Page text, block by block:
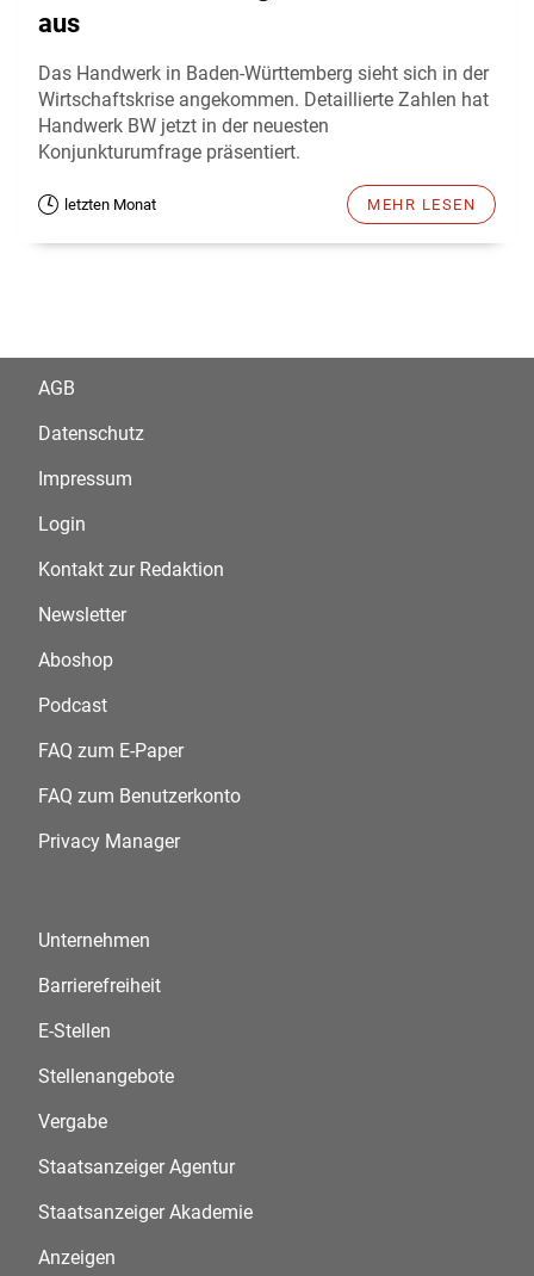
aus
Das Handwerk in Baden-Württemberg sieht sich in der
Wirtschaftskrise angekommen. Detaillierte Zahlen hat
Handwerk BW jetzt in der neuesten
Konjunkturumfrage präsentiert.
letzten Monat MEHR LESEN
AGB
Datenschutz
Impressum
Login
Kontakt zur Redaktion
Newsletter
Aboshop
Podcast
FAQ zum E-Paper
FAQ zum Benutzerkonto
Privacy Manager
Unternehmen
Barrierefreiheit
E-Stellen
Stellenangebote
Vergabe
Staatsanzeiger Agentur
Staatsanzeiger Akademie
Anzeigen